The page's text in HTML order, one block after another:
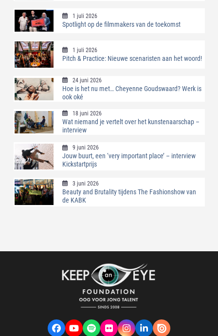
1 juli 2026
Spotlight op de filmmakers van de toekomst
1 juli 2026
Pitch & Practice: Nieuwe scenaristen aan het woord!
24 juni 2026
Hoe is het nu met… Cheyenne Goudswaard? Werk is
ook oké
18 juni 2026
Wat niemand je vertelt over het kunstenaarschap –
interview
9 juni 2026
Jouw buurt, een ‘very important place’ – interview
Kickstartprijs
3 juni 2026
Beauty and Brutality tijdens The Fashionshow van
de KABK
Facebook
YouTubeSpotifyFlickrInstagram
LinkedIn
VK